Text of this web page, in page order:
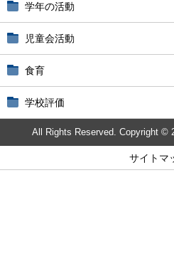
学年の活動
児童会活動
食育
学校評価
All Rights Reserved. Copyright ©
サイトマ